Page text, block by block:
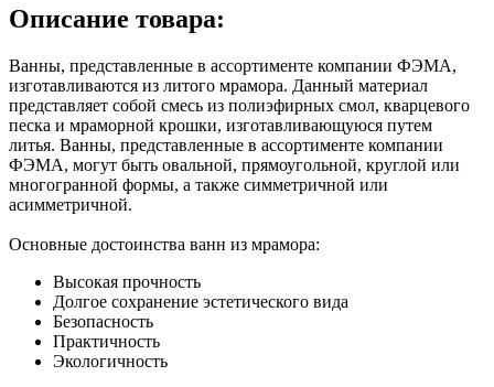
Описание товара:
Ванны, представленные в ассортименте компании ФЭМА,
изготавливаются из литого мрамора. Данный материал
представляет собой смесь из полиэфирных смол, кварцевого
песка и мраморной крошки, изготавливающуюся путем
литья. Ванны, представленные в ассортименте компании
ФЭМА, могут быть овальной, прямоугольной, круглой или
многогранной формы, а также симметричной или
асимметричной.
Основные достоинства ванн из мрамора:
Высокая прочность
Долгое сохранение эстетического вида
Безопасность
Практичность
Экологичность